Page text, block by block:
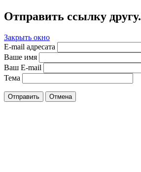
Отправить ссылку другу.
Закрыть окно
E-mail адресата
Ваше имя
Ваш E-mail
Тема
Отправить Отмена